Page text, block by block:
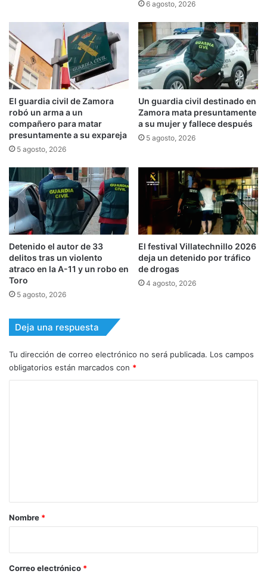
6 agosto, 2026
El guardia civil de Zamora
robó un arma a un
compañero para matar
presuntamente a su expareja
5 agosto, 2026
Un guardia civil destinado en
Zamora mata presuntamente
a su mujer y fallece después
5 agosto, 2026
Detenido el autor de 33
delitos tras un violento
atraco en la A-11 y un robo en
Toro
5 agosto, 2026
El festival Villatechnillo 2026
deja un detenido por tráfico
de drogas
4 agosto, 2026
Deja una respuesta
Tu dirección de correo electrónico no será publicada. Los campos
obligatorios están marcados con *
r
*
Nombre *
Correo electrónico *